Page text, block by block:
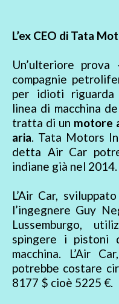
L’ex CEO di Tata
Un’ulteriore
compagnie
per idioti riguarda
linea di macchina
tratta di un motore
aria. Tata Motors
detta Air Car
indiane già nel 2014.
L’Air Car,
l’ingegnere Guy
Lussemburgo,
spingere i pistoni
macchina. L’Air
potrebbe costare
8177 $ cioè 5225 €.